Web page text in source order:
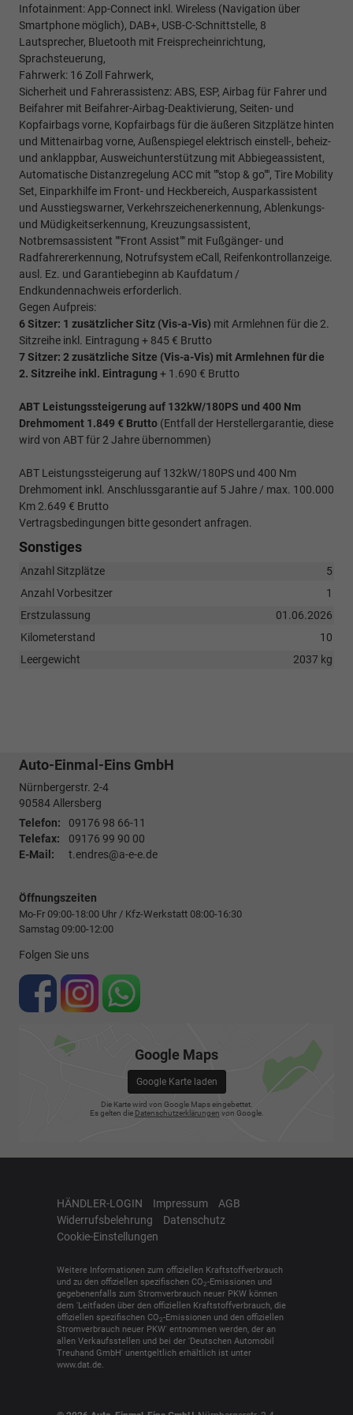
Infotainment: App-Connect inkl. Wireless (Navigation über
Smartphone möglich), DAB+, USB-C-Schnittstelle, 8
Lautsprecher, Bluetooth mit Freisprecheinrichtung,
Sprachsteuerung,
Fahrwerk: 16 Zoll Fahrwerk,
Sicherheit und Fahrerassistenz: ABS, ESP, Airbag für Fahrer und
Beifahrer mit Beifahrer-Airbag-Deaktivierung, Seiten- und
Kopfairbags vorne, Kopfairbags für die äußeren Sitzplätze hinten
und Mittenairbag vorne, Außenspiegel elektrisch einstell-, beheiz-
und anklappbar, Ausweichunterstützung mit Abbiegeassistent,
Automatische Distanzregelung ACC mit ""stop & go"", Tire Mobility
Set, Einparkhilfe im Front- und Heckbereich, Ausparkassistent
und Ausstiegswarner, Verkehrszeichenerkennung, Ablenkungs-
und Müdigkeitserkennung, Kreuzungsassistent,
Notbremsassistent ""Front Assist"" mit Fußgänger- und
Radfahrererkennung, Notrufsystem eCall, Reifenkontrollanzeige.
ausl. Ez. und Garantiebeginn ab Kaufdatum /
Endkundennachweis erforderlich.
Gegen Aufpreis:
6 Sitzer: 1 zusätzlicher Sitz (Vis-a-Vis) mit Armlehnen für die 2.
Sitzreihe inkl. Eintragung + 845 € Brutto
7 Sitzer: 2 zusätzliche Sitze (Vis-a-Vis) mit Armlehnen für die
2. Sitzreihe inkl. Eintragung + 1.690 € Brutto
ABT Leistungssteigerung auf 132kW/180PS und 400 Nm
Drehmoment 1.849 € Brutto (Entfall der Herstellergarantie, diese
wird von ABT für 2 Jahre übernommen)
ABT Leistungssteigerung auf 132kW/180PS und 400 Nm
Drehmoment inkl. Anschlussgarantie auf 5 Jahre / max. 100.000
Km 2.649 € Brutto
Vertragsbedingungen bitte gesondert anfragen.
Sonstiges
Anzahl Sitzplätze
5
Anzahl Vorbesitzer
1
Erstzulassung
01.06.2026
Kilometerstand
10
Leergewicht
2037 kg
Auto-Einmal-Eins GmbH
Nürnbergerstr. 2-4
90584Allersberg
Telefon:
09176 98 66-11
Telefax:
09176 99 90 00
E-Mail:
t.endres@a-e-e.de
Öffnungszeiten
Mo-Fr 09:00-18:00 Uhr / Kfz-Werkstatt 08:00-16:30
Samstag 09:00-12:00
Folgen Sie uns
Google Maps
Google Karte laden
Die Karte wird von Google Maps eingebettet.
Es gelten die Datenschutzerklärungen von Google.
HÄNDLER-LOGIN Impressum
AGB
Widerrufsbelehrung
Datenschutz
Cookie-Einstellungen
Weitere Informationen zum offiziellen Kraftstoffverbrauch
und zu den offiziellen spezifischen CO2-Emissionen und
gegebenenfalls zum Stromverbrauch neuer PKW können
dem 'Leitfaden über den offiziellen Kraftstoffverbrauch, die
offiziellen spezifischen CO2-Emissionen und den offiziellen
Stromverbrauch neuer PKW' entnommen werden, der an
allen Verkaufsstellen und bei der 'Deutschen Automobil
Treuhand GmbH' unentgeltlich erhältlich ist unter
www.dat.de.